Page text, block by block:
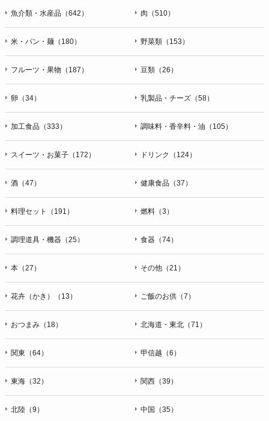
魚介類・水産品（642） 肉（510）
米・パン・麺（180） 野菜類（153）
フルーツ・果物（187） 豆類（26）
卵（34） 乳製品・チーズ（58）
加工食品（333） 調味料・香辛料・油（105）
スイーツ・お菓子（172） ドリンク（124）
酒（47） 健康食品（37）
料理セット（191） 燃料（3）
調理道具・機器（25） 食器（74）
本（27） その他（21）
花卉（かき）（13） ご飯のお供（7）
おつまみ（18） 北海道・東北（71）
関東（64） 甲信越（6）
東海（32） 関西（39）
北陸（9） 中国（35）